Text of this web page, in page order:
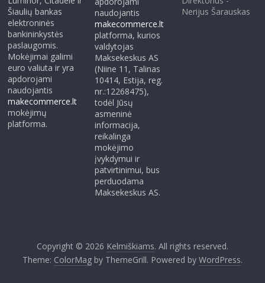
Šiaulių bankas
elektroninės
bankininkystės
paslaugomis.
Mokėjimai galimi
euro valiuta ir yra
apdorojami
naudojantis
makecommerce.lt
mokėjimų
platforma.
naudojantis
makecommerce.lt
platforma, kurios
valdytojas
Maksekeskus AS
(Niine 11, Talinas
10414, Estija, reg.
nr.:12268475),
todėl Jūsų
asmeninė
informacija,
reikalinga
mokėjimo
įvykdymui ir
patvirtinimui, bus
perduodama
Maksekeskus AS.
Nerijus Šarauskas
Copyright © 2026 Kelmiškiams. All rights reserved.
Theme: ColorMagby ThemeGrill. Powered by WordPress.